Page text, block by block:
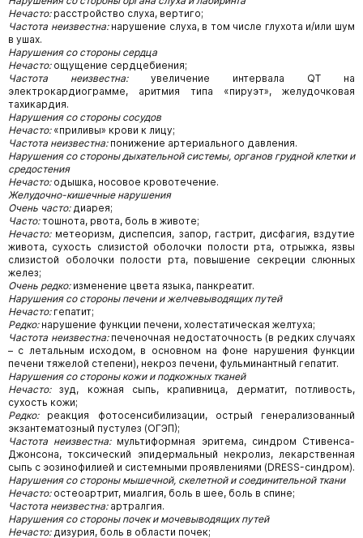
Нечасто:расстройство слуха, вертиго;
Частота неизвестна:нарушение слуха, в том числе глухота и/или шум
в ушах.
Нарушения со стороны сердца
Нечасто:ощущение сердцебиения;
Частота неизвестна:увеличение интервала QT на
электрокардиограмме, аритмия типа «пируэт», желудочковая
тахикардия.
Нарушения со стороны сосудов
Нечасто:«приливы» крови к лицу;
Частота неизвестна:понижение артериального давления.
Нарушения со стороны дыхательной системы, органов грудной клетки и
средостения
Нечасто:одышка, носовое кровотечение.
Желудочно-кишечные нарушения
Очень часто:диарея;
Часто:тошнота, рвота, боль в животе;
Нечасто:метеоризм, диспепсия, запор, гастрит, дисфагия, вздутие
живота, сухость слизистой оболочки полости рта, отрыжка, язвы
слизистой оболочки полости рта, повышение секреции слюнных
желез;
Очень редко:изменение цвета языка, панкреатит.
Нарушения со стороны печени и желчевыводящих путей
Нечасто:гепатит;
Редко:нарушение функции печени, холестатическая желтуха;
Частота неизвестна:печеночная недостаточность (в редких случаях
– с летальным исходом, в основном на фоне нарушения функции
печени тяжелой степени), некроз печени, фульминантный гепатит.
Нарушения со стороны кожи и подкожных тканей
Нечасто:зуд, кожная сыпь, крапивница, дерматит, потливость,
сухость кожи;
Редко:реакция фотосенсибилизации, острый генерализованный
экзантематозный пустулез (ОГЭП);
Частота неизвестна:мультиформная эритема, синдром Стивенса-
Джонсона, токсический эпидермальный некролиз, лекарственная
сыпь с эозинофилией и системными проявлениями (DRESS-синдром).
Нарушения со стороны мышечной, скелетной и соединительной ткани
Нечасто:остеоартрит, миалгия, боль в шее, боль в спине;
Частота неизвестна:артралгия.
Нарушения со стороны почек и мочевыводящих путей
Нечасто:дизурия, боль в области почек;